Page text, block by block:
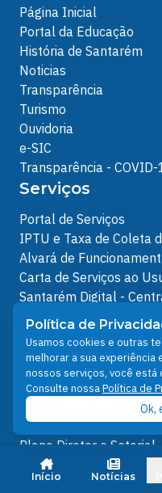
Início Notícias
Página Inicial
Portal da Educação
História de Santarém
Noticias
Transparência
Turismo
Ouvidoria
e-SIC
Transparência - COVID-
Serviços
Portal de Serviços
IPTU e Taxa de Coleta
Alvará de
Carta de Serviços ao
Santarém Digital -
Ofícios
Protocolos Servidor
Protocolos
Análises de Projetos
Outros Links
Licenciamento
Plano Diretor e Setorial
Ouvidoria Municipal do
Nota FiscalEletrônica
Política de
Usamos cookies e outras
melhorar a sua experiência
nossos serviços, você está
Consulte nossaPolítica de
Ok,